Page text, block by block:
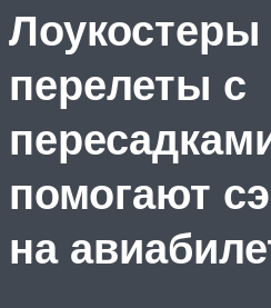
Лоукостеры
перелеты с
помогают
на